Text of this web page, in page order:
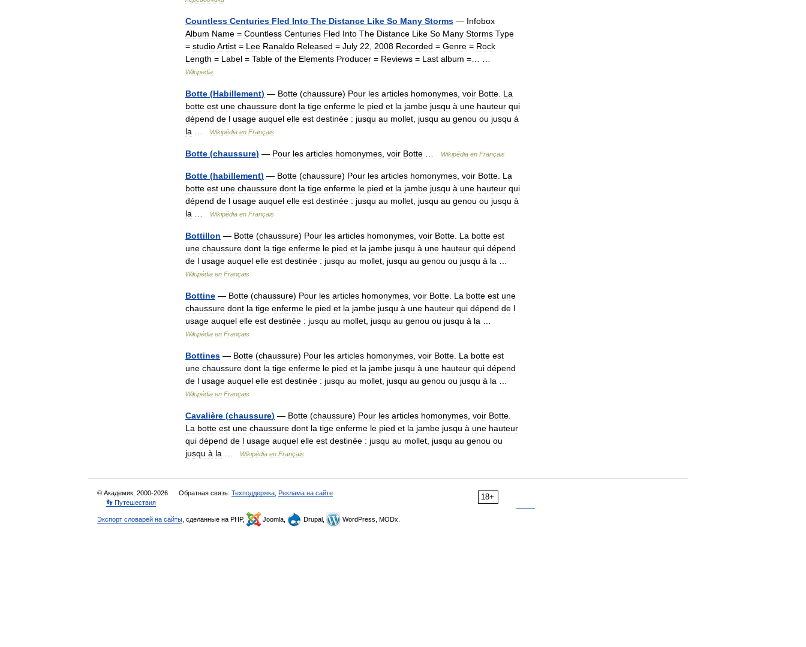
Countless Centuries Fled Into The Distance Like So Many Storms — Infobox
Album Name = Countless Centuries Fled Into The Distance Like So Many Storms Type
= studioArtist = Lee Ranaldo Released = July 22 2008 Recorded = Genre = Rock
Length = Label = Table of the Elements Producer = Reviews = Last album =… …
Wikipedia
Botte (Habillement) — Botte (chaussure) Pour les articles homonymes voir Botte La
botte est une chaussure dont la tige enferme le pied et la jambe jusqu à une hauteur qui
dépend de l usage auquel elle est destinée : jusqu au mollet jusqu au genou ou jusqu à
la
Wikipédia en Français
Botte (chaussure) — Pour les articles homonymes voir Botte Wikipédia en Français
Botte (habillement) — Botte (chaussure) Pour les articles homonymes voir Botte La
botte est une chaussure dont la tige enferme le pied et la jambe jusqu à une hauteur qui
dépend de l usage auquel elle est destinée : jusqu au mollet jusqu au genou ou jusqu à
la
Wikipédia en Français
Bottillon — Botte (chaussure) Pour les articles homonymes voir Botte La botte est
une chaussure dont la tige enferme le pied et la jambe jusqu à une hauteur qui dépend
de l usage auquel elle est destinée : jusqu au mollet jusqu au genou ou jusqu à la
Wikipédia en Français
Bottine — Botte (chaussure) Pour les articles homonymes voir Botte La botte est une
chaussure dont la tige enferme le pied et la jambe jusqu à une hauteur qui dépend de l
usage auquel elle est destinée : jusqu au mollet jusqu au genou ou jusqu à la
Wikipédia en Français
Bottines — Botte (chaussure) Pour les articles homonymes voir Botte La botte est
une chaussure dont la tige enferme le pied et la jambe jusqu à une hauteur qui dépend
de l usage auquel elle est destinée : jusqu au mollet jusqu au genou ou jusqu à la
Wikipédia en Français
Cavalière (chaussure) — Botte (chaussure) Pour les articles homonymes voir Botte
La botte est une chaussure dont la tige enferme le pied et la jambe jusqu à une hauteur
qui dépend de l usage auquel elle est destinée : jusqu au mollet jusqu au genou ou
jusqu à la Wikipédia en Français
18+
© Академик, 2000-2026 Обратная связь: Техподдержка Реклама на сайте
👣 Путешествия
Экспорт словарей на сайты , сделанные на PHP, Joomla, Drupal, WordPress, MODx.